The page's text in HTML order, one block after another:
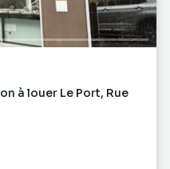
à louer Le Port, Rue